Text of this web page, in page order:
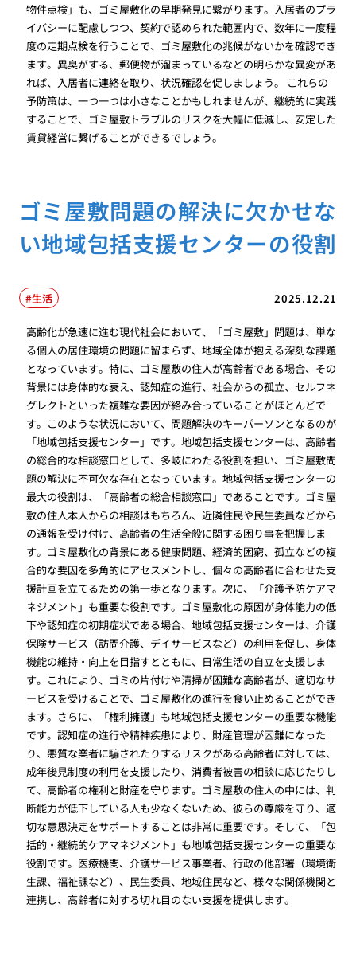
物件点検」も、ゴミ屋敷化の早期発見に繋がります。入居者のプラ
イバシーに配慮しつつ、契約で認められた範囲内で、数年に一度程
度の定期点検を行うことで、ゴミ屋敷化の兆候がないかを確認でき
ます。異臭がする、郵便物が溜まっているなどの明らかな異変があ
れば、入居者に連絡を取り、状況確認を促しましょう。 これらの
予防策は、一つ一つは小さなことかもしれませんが、継続的に実践
することで、ゴミ屋敷トラブルのリスクを大幅に低減し、安定した
賃貸経営に繋げることができるでしょう。
ゴミ屋敷問題の解決に欠かせな
い地域包括支援センターの役割
2025.12.21
生活
高齢化が急速に進む現代社会において、「ゴミ屋敷」問題は、単な
る個人の居住環境の問題に留まらず、地域全体が抱える深刻な課題
となっています。特に、ゴミ屋敷の住人が高齢者である場合、その
背景には身体的な衰え、認知症の進行、社会からの孤立、セルフネ
グレクトといった複雑な要因が絡み合っていることがほとんどで
す。このような状況において、問題解決のキーパーソンとなるのが
「地域包括支援センター」です。地域包括支援センターは、高齢者
の総合的な相談窓口として、多岐にわたる役割を担い、ゴミ屋敷問
題の解決に不可欠な存在となっています。地域包括支援センターの
最大の役割は、「高齢者の総合相談窓口」であることです。ゴミ屋
敷の住人本人からの相談はもちろん、近隣住民や民生委員などから
の通報を受け付け、高齢者の生活全般に関する困り事を把握しま
す。ゴミ屋敷化の背景にある健康問題、経済的困窮、孤立などの複
合的な要因を多角的にアセスメントし、個々の高齢者に合わせた支
援計画を立てるための第一歩となります。次に、「介護予防ケアマ
ネジメント」も重要な役割です。ゴミ屋敷化の原因が身体能力の低
下や認知症の初期症状である場合、地域包括支援センターは、介護
保険サービス（訪問介護、デイサービスなど）の利用を促し、身体
機能の維持・向上を目指すとともに、日常生活の自立を支援しま
す。これにより、ゴミの片付けや清掃が困難な高齢者が、適切なサ
ービスを受けることで、ゴミ屋敷化の進行を食い止めることができ
ます。さらに、「権利擁護」も地域包括支援センターの重要な機能
です。認知症の進行や精神疾患により、財産管理が困難になった
り、悪質な業者に騙されたりするリスクがある高齢者に対しては、
成年後見制度の利用を支援したり、消費者被害の相談に応じたりし
て、高齢者の権利と財産を守ります。ゴミ屋敷の住人の中には、判
断能力が低下している人も少なくないため、彼らの尊厳を守り、適
切な意思決定をサポートすることは非常に重要です。そして、「包
括的・継続的ケアマネジメント」も地域包括支援センターの重要な
役割です。医療機関、介護サービス事業者、行政の他部署（環境衛
生課、福祉課など）、民生委員、地域住民など、様々な関係機関と
連携し、高齢者に対する切れ目のない支援を提供します。